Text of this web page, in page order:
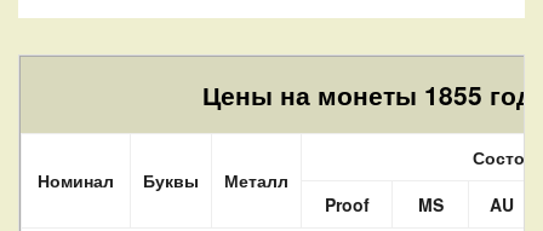
Цены на монеты 1855
Номинал Буквы Металл
Proof
MS
AU